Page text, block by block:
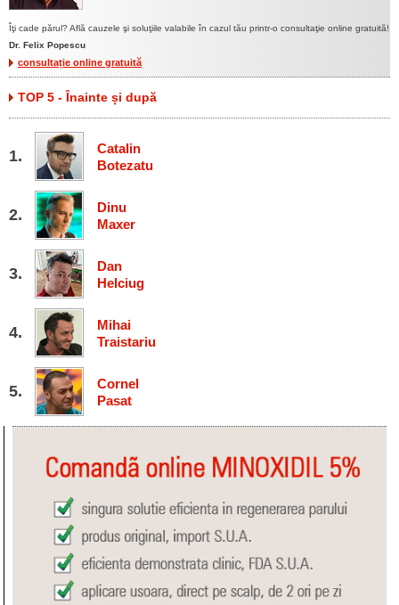
Îţi cade părul? Află cauzele şi soluţiile valabile în cazul tău printr-o consultaţie online gratuită!
Dr. Felix Popescu
consultație online gratuită
TOP 5 - Înainte și după
Catalin
Botezatu
Dinu
Maxer
Dan
Helciug
Mihai
Traistariu
Cornel
Pasat